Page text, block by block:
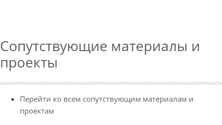
Сопутствующие материалы и
проекты
Перейти ко всем сопутствующим материалам и
проектам